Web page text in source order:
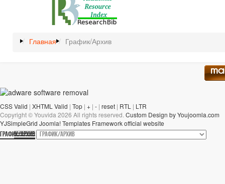
Главная График/Архив
CSS Valid | XHTML Valid | Top | + | - | reset | RTL | LTR
Copyright ©Youvida 2026 All rights reserved. Custom Design by Youjoomla.com
YJSimpleGrid Joomla! Templates Framework official website
ГРАФИК/АРХИВ